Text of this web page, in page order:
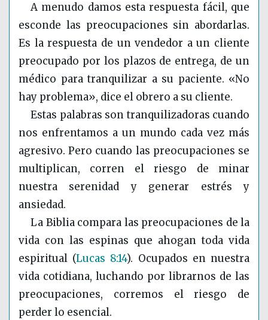
A menudo damos esta respuesta fácil, que
esconde las preocupaciones sin abordarlas.
Es la respuesta de un vendedor a un cliente
preocupado por los plazos de entrega, de un
médico para tranquilizar a su paciente. «No
hay problema», dice el obrero a su cliente.
Estas palabras son tranquilizadoras cuando
nos enfrentamos a un mundo cada vez más
agresivo. Pero cuando las preocupaciones se
multiplican, corren el riesgo de minar
nuestra serenidad y generar estrés y
ansiedad.
La Biblia compara las preocupaciones de la
vida con las espinas que ahogan toda vida
espiritual (Lucas 8:14). Ocupados en nuestra
vida cotidiana, luchando por librarnos de las
preocupaciones, corremos el riesgo de
perder lo esencial.